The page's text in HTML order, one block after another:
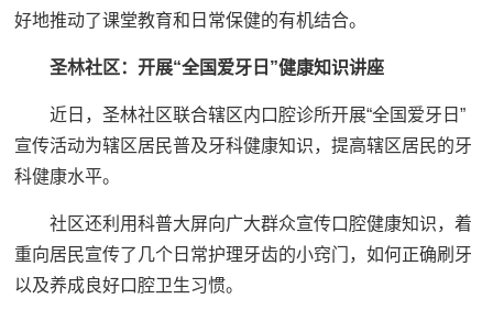
好地推动了课堂教育和日常保健的有机结合。
圣林社区：开展“全国爱牙日”健康知识讲座
近日，圣林社区联合辖区内口腔诊所开展“全国爱牙日”
宣传活动为辖区居民普及牙科健康知识，提高辖区居民的牙
科健康水平。
社区还利用科普大屏向广大群众宣传口腔健康知识，着
重向居民宣传了几个日常护理牙齿的小窍门，如何正确刷牙
以及养成良好口腔卫生习惯。